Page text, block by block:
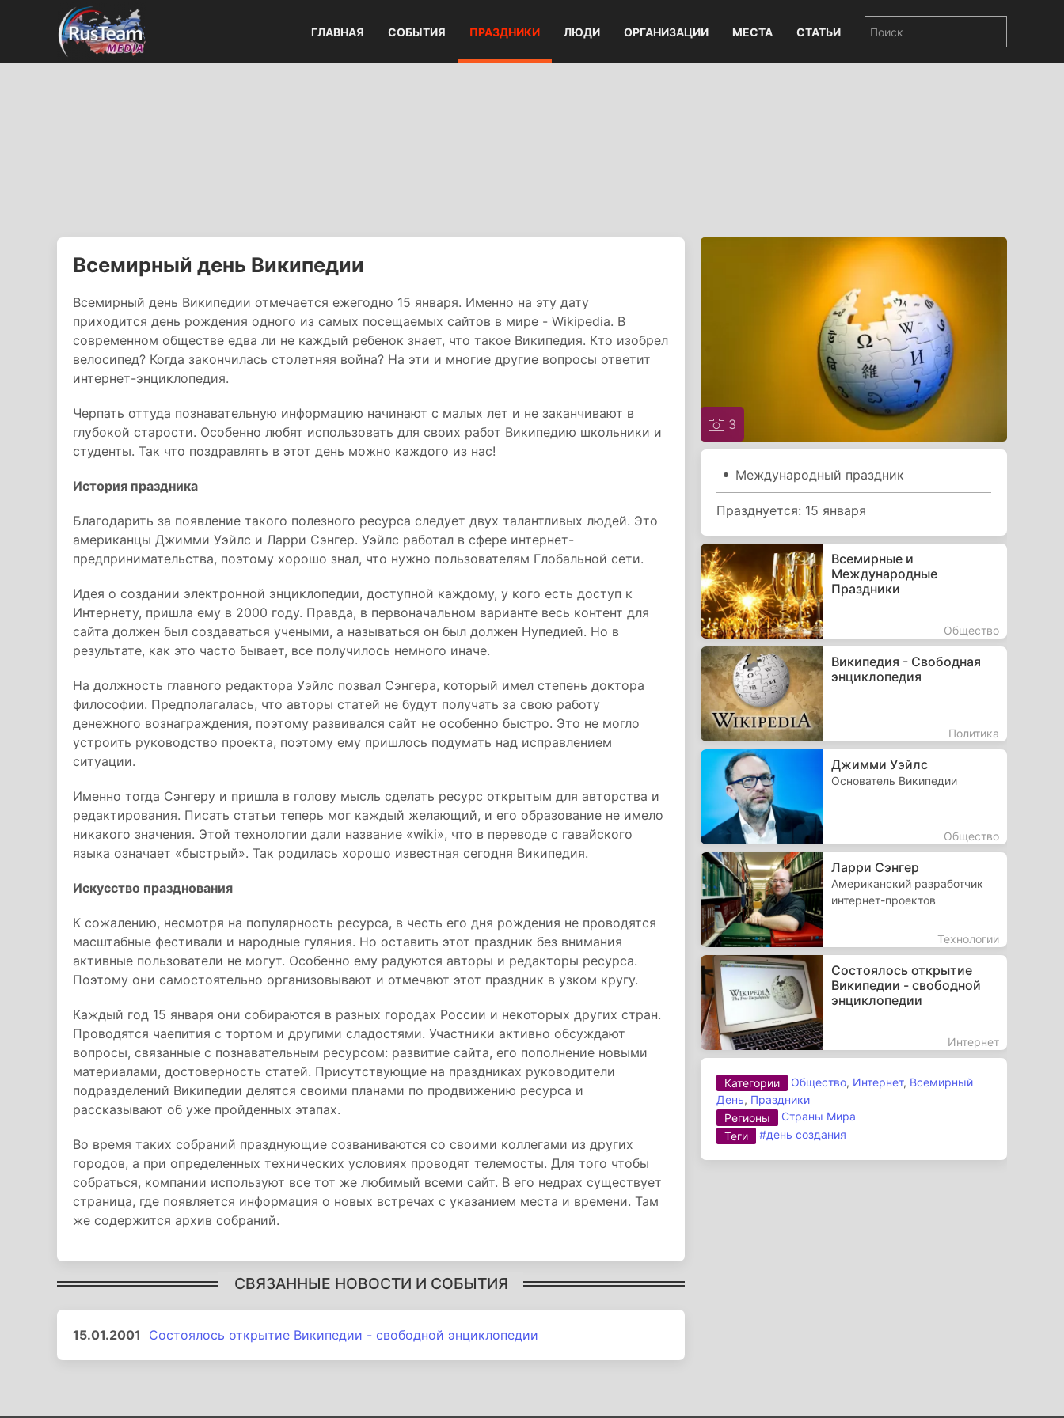
ГЛАВНАЯ СОБЫТИЯ ПРАЗДНИКИ ЛЮДИ ОРГАНИЗАЦИИ МЕСТА СТАТЬИ
Всемирный день Википедии
Всемирный день Википедии отмечается ежегодно 15 января. Именно на эту дату
приходится день рождения одного из самых посещаемых сайтов в мире - Wikipedia. В
современном обществе едва ли не каждый ребенок знает, что такое Википедия. Кто изобрел
велосипед? Когда закончилась столетняя война? На эти и многие другие вопросы ответит
интернет-энциклопедия.
Черпать оттуда познавательную информацию начинают с малых лет и не заканчивают в
глубокой старости. Особенно любят использовать для своих работ Википедию школьники и
студенты. Так что поздравлять в этот день можно каждого из нас!
История праздника
Благодарить за появление такого полезного ресурса следует двух талантливых людей. Это
американцы Джимми Уэйлс и Ларри Сэнгер. Уэйлс работал в сфере интернет-
предпринимательства, поэтому хорошо знал, что нужно пользователям Глобальной сети.
Идея о создании электронной энциклопедии, доступной каждому, у кого есть доступ к
Интернету, пришла ему в 2000 году. Правда, в первоначальном варианте весь контент для
сайта должен был создаваться учеными, а называться он был должен Нупедией. Но в
результате, как это часто бывает, все получилось немного иначе.
На должность главного редактора Уэйлс позвал Сэнгера, который имел степень доктора
философии. Предполагалась, что авторы статей не будут получать за свою работу
денежного вознаграждения, поэтому развивался сайт не особенно быстро. Это не могло
устроить руководство проекта, поэтому ему пришлось подумать над исправлением
ситуации.
Именно тогда Сэнгеру и пришла в голову мысль сделать ресурс открытым для авторства и
редактирования. Писать статьи теперь мог каждый желающий, и его образование не имело
никакого значения. Этой технологии дали название «wiki», что в переводе с гавайского
языка означает «быстрый». Так родилась хорошо известная сегодня Википедия.
Искусство празднования
К сожалению, несмотря на популярность ресурса, в честь его дня рождения не проводятся
масштабные фестивали и народные гуляния. Но оставить этот праздник без внимания
активные пользователи не могут. Особенно ему радуются авторы и редакторы ресурса.
Поэтому они самостоятельно организовывают и отмечают этот праздник в узком кругу.
Каждый год 15 января они собираются в разных городах России и некоторых других стран.
Проводятся чаепития с тортом и другими сладостями. Участники активно обсуждают
вопросы, связанные с познавательным ресурсом: развитие сайта, его пополнение новыми
материалами, достоверность статей. Присутствующие на праздниках руководители
подразделений Википедии делятся своими планами по продвижению ресурса и
рассказывают об уже пройденных этапах.
Во время таких собраний празднующие созваниваются со своими коллегами из других
городов, а при определенных технических условиях проводят телемосты. Для того чтобы
собраться, компании используют все тот же любимый всеми сайт. В его недрах существует
страница, где появляется информация о новых встречах с указанием места и времени. Там
же содержится архив собраний.
СВЯЗАННЫЕ НОВОСТИ И СОБЫТИЯ
15.01.2001 Состоялось открытие Википедии - свободной энциклопедии
3
Международный праздник
Празднуется: 15 января
Всемирные и
Международные
Праздники
Общество
Википедия - Свободная
энциклопедия
Политика
Джимми Уэйлс
Основатель Википедии
Общество
Ларри Сэнгер
Американский разработчик
интернет-проектов
Технологии
Состоялось открытие
Википедии - свободной
энциклопедии
Интернет
Категории Общество, Интернет, Всемирный
День, Праздники
Регионы
Страны Мира
Теги
#день создания